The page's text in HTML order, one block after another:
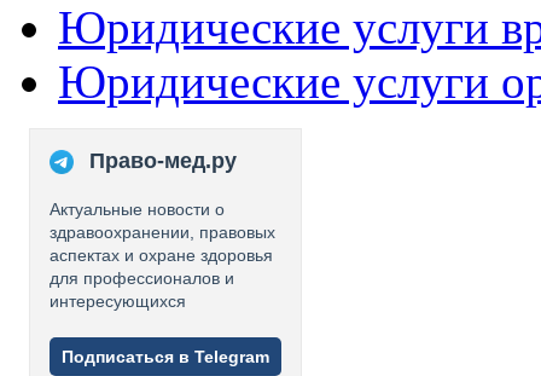
Юридические услуги
Юридические услуги
Право-мед.ру
Актуальные новости о
здравоохранении, правовых
аспектах и охране здоровья
для профессионалов и
интересующихся
Подписаться в Telegram